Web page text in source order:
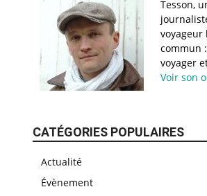
Tesson,
voyageur
commun
voyager
Voir son
CATÉGORIES POPULAIRES
Actualité
Évènement